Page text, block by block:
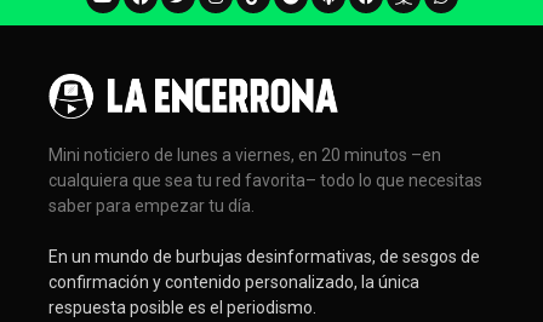
Mini noticiero de lunes a viernes, en 20 minutos –en
cualquiera que sea tu red favorita– todo lo que necesitas
saber para empezar tu día.
En un mundo de burbujas desinformativas, de sesgos de
confirmación y contenido personalizado, la única
respuesta posible es el periodismo.